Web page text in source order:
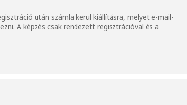
után számla kerül kiállításra, melyet e-mail-
A képzés csak rendezett regisztrációval és a